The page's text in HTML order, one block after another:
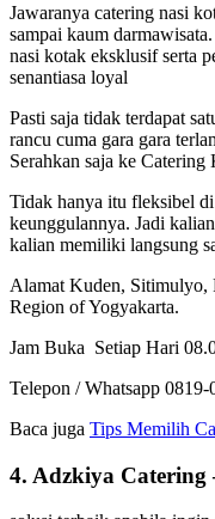
Jawaranya catering nasi
sampai kaum
nasi kotak eksklusif serta
senantiasa loyal
Pasti saja tidak terdapat
rancu cuma gara gara
Serahkan saja ke
Tidak hanya itu fleksibel di
keunggulannya. Jadi
kalian memiliki langsung
Alamat Kuden, Sitimulyo,
Region of Yogyakarta.
Jam Buka Setiap Hari
Telepon / Whatsapp 0819-
Baca juga Tips Memilih
4. Adzkiya Catering